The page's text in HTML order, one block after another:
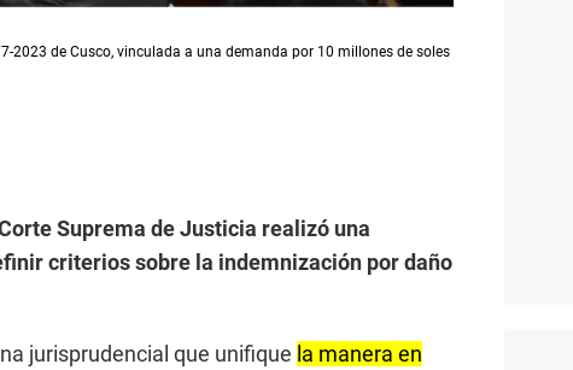
2023 de Cusco, vinculada a una demanda por 10 millones de soles
Suprema de Justicia realizó una
criterios sobre la indemnización por daño
jurisprudencial que unifique la manera en